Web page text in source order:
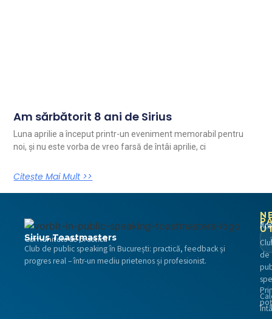
Am sărbătorit 8 ani de Sirius
Luna aprilie a început printr-un eveniment memorabil pentru
noi, și nu este vorba de vreo farsă de întâi aprilie, ci
Citește Mai Mult >>
Sirius Toastmasters
Comunitate de practică
Club de public speaking în București: practică, feedback și
progres real – într-un mediu prietenos și profesionist.
de